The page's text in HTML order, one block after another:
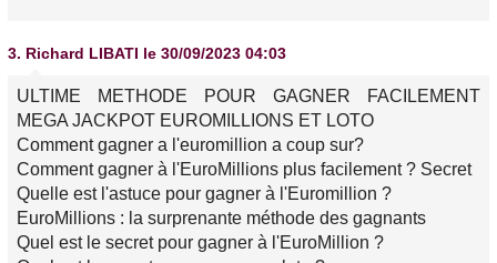
3. Richard LIBATI le 30/09/2023 04:03
ULTIME METHODE POUR GAGNER FACILEMENT
MEGA JACKPOT EUROMILLIONS ET LOTO
Comment gagner a l'euromillion a coup sur?
Comment gagner à l'EuroMillions plus facilement ? Secret
Quelle est l'astuce pour gagner à l'Euromillion ?
EuroMillions : la surprenante méthode des gagnants
Quel est le secret pour gagner à l'EuroMillion ?